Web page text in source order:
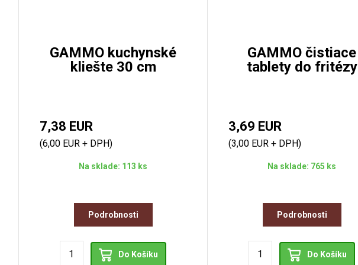
GAMMO kuchynské
kliešte 30 cm
7,38 EUR
(6,00 EUR + DPH)
Na sklade: 113 ks
Podrobnosti
Do Košíku
GAMMO čistiace
tablety do fritézy
3,69 EUR
(3,00 EUR + DPH)
Na sklade: 765 ks
Podrobnosti
Do Košíku